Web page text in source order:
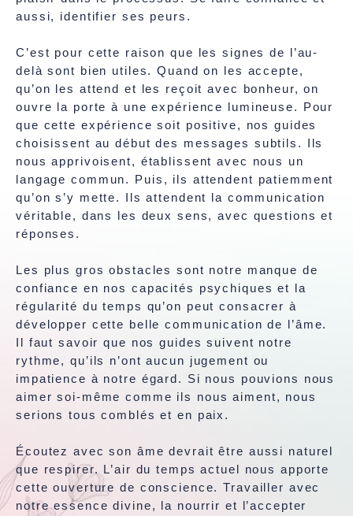
aussi, identifier ses peurs.
C’est pour cette raison que les signes de l’au-
delà sont bien utiles. Quand on les accepte,
qu’on les attend et les reçoit avec bonheur, on
ouvre la porte à une expérience lumineuse. Pour
que cette expérience soit positive, nos guides
choisissent au début des messages subtils. Ils
nous apprivoisent, établissent avec nous un
langage commun. Puis, ils attendent patiemment
qu’on s’y mette. Ils attendent la communication
véritable, dans les deux sens, avec questions et
réponses.
Les plus gros obstacles sont notre manque de
confiance en nos capacités psychiques et la
régularité du temps qu’on peut consacrer à
développer cette belle communication de l’âme.
Il faut savoir que nos guides suivent notre
rythme, qu’ils n’ont aucun jugement ou
impatience à notre égard. Si nous pouvions nous
aimer soi-même comme ils nous aiment, nous
serions tous comblés et en paix.
Écoutez avec son âme devrait être aussi naturel
que respirer. L’air du temps actuel nous apporte
cette ouverture de conscience. Travailler avec
notre essence divine, la nourrir et l’accepter